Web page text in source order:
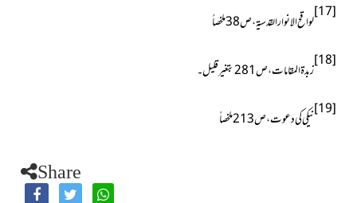
[17]
لواقح الانوارالقدسیۃ ، ص38ملخصاً
[18]
زبدۃ المقامات ، ص281بتغیرقلیل۔
[19]
نیکی کی دعوت ، ص213 ملخصاً
Share